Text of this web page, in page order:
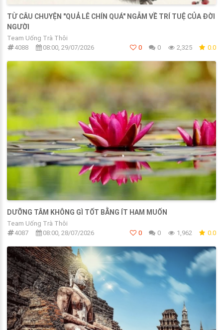
TỪ CÂU CHUYỆN "QUẢ LÊ CHÍN QUÁ" NGẪM VỀ TRÍ TUỆ CỦA ĐỜI
NGƯỜI
Team Uống Trà Thôi
4088
08:00, 29/07/2026 0 0 2,325 0.0
DƯỠNG TÂM KHÔNG GÌ TỐT BẰNG ÍT HAM MUỐN
Team Uống Trà Thôi
4087
08:00, 28/07/2026 0 0 1,962 0.0